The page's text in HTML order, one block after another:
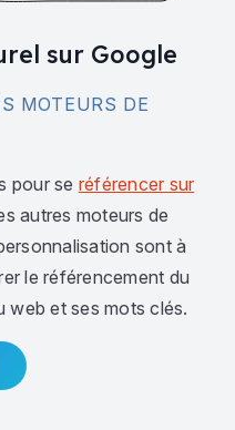
sur Google
MOTEURS DE
pour se référencer sur
autres moteurs de
sont à
le référencement du
web et ses mots clés.